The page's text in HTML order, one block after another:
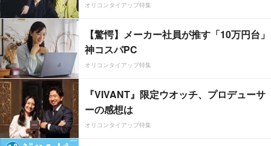
オリコンタイアップ特集
【驚愕】メーカー社員が推す「10万円台」
神コスパPC
オリコンタイアップ特集
『VIVANT』限定ウオッチ、プロデューサ
ーの感想は
オリコンタイアップ特集